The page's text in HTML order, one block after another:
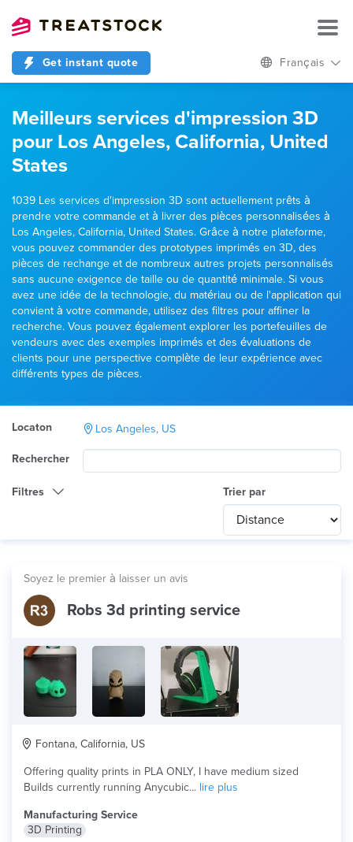
Get instant quote Français
Meilleurs services d'impression 3D
pour Los Angeles, California, United
States
1039 Les services d'impression 3D sont actuellement prêts à
prendre votre commande et à livrer des pièces personnalisées à
Los Angeles, California, United States. Grâce à notre plateforme,
vous pouvez commander des prototypes imprimés en 3D, des
pièces de rechange et de nombreux autres projets personnalisés
sans aucune exigence de taille ou de quantité minimale. Si vous
avez une idée de la technologie, du matériau ou de l'application qui
convient à votre commande, utilisez des filtres pour affiner la
recherche. Vous pouvez également explorer les portefeuilles de
vendeurs avec des exemples imprimés et des évaluations de
clients pour une perspective complète de leur expérience avec
différents types de pièces.
Locaton Los Angeles, US
Rechercher
Filtres Trier par
International
Technologie Tout
Matériau
Soyez le premier à laisser un avis
Robs 3d printing service
Fontana, California, US
Offering quality prints in PLA ONLY, I have medium sized
Builds currently running Anycubic... lire plus
Manufacturing Service
3D Printing